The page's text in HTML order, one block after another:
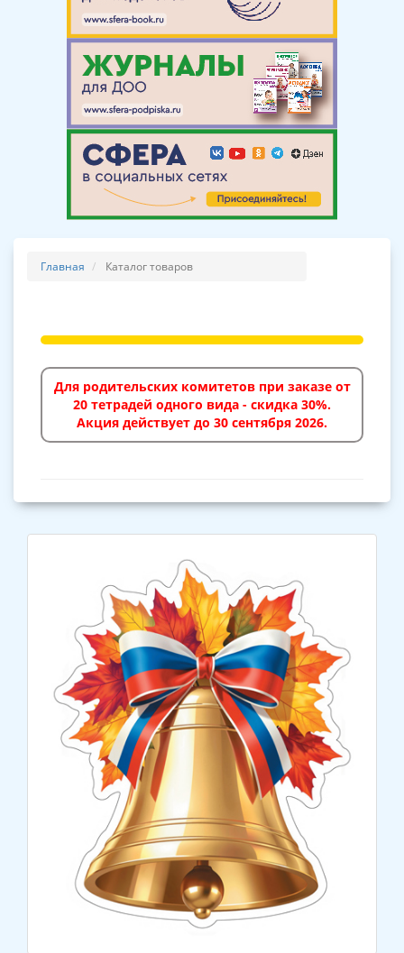
Главная Каталог товаров
Для родительских комитетов при заказе от
20 тетрадей одного вида - скидка 30%.
Акция действует до 30 сентября 2026.